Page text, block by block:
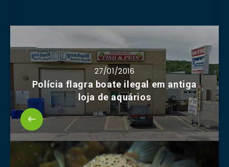
27/01/2016
Polícia flagra boate ilegal em antiga
loja de aquários